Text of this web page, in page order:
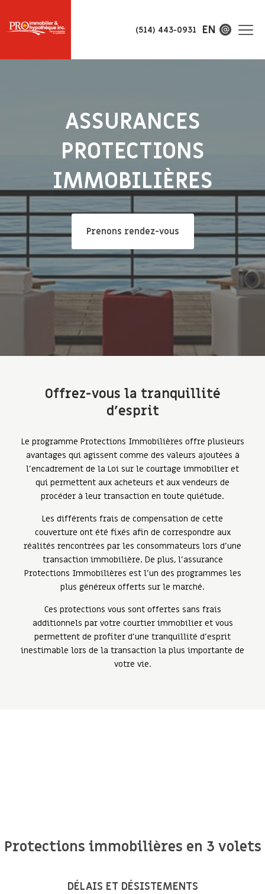
(514) 443-0931 EN
ASSURANCES
PROTECTIONS
IMMOBILIÈRES
Prenons rendez-vous
Offrez-vous la tranquillité
d’esprit
Le programme Protections Immobilières offre plusieurs
avantages qui agissent comme des valeurs ajoutées à
l’encadrement de la Loi sur le courtage immobilier et
qui permettent aux acheteurs et aux vendeurs de
procéder à leur transaction en toute quiétude.
Les différents frais de compensation de cette
couverture ont été fixés afin de correspondre aux
réalités rencontrées par les consommateurs lors d’une
transaction immobilière. De plus, l’assurance
Protections Immobilières est l’un des programmes les
plus généreux offerts sur le marché.
Ces protections vous sont offertes sans frais
additionnels par votre courtier immobilier et vous
permettent de profiter d’une tranquillité d’esprit
inestimable lors de la transaction la plus importante de
votre vie.
Protections immobilières en 3 volets
DÉLAIS ET DÉSISTEMENTS